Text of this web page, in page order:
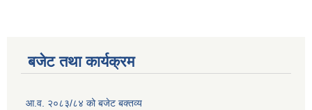
बजेट तथा कार्यक्रम
आ.व. २०८३/८४ को बजेट बक्तव्य